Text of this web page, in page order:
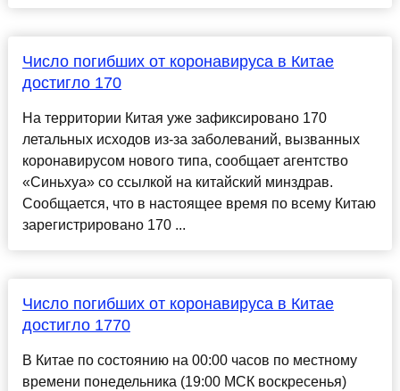
Число погибших от коронавируса в Китае
достигло 170
На территории Китая уже зафиксировано 170
летальных исходов из-за заболеваний, вызванных
коронавирусом нового типа, сообщает агентство
«Синьхуа» со ссылкой на китайский минздрав.
Сообщается, что в настоящее время по всему Китаю
зарегистрировано 170 ...
Число погибших от коронавируса в Китае
достигло 1770
В Китае по состоянию на 00:00 часов по местному
времени понедельника (19:00 МСК воскресенья)